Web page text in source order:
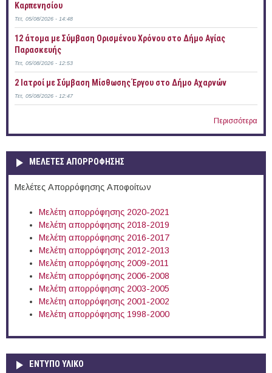
Καρπενησίου
Τετ, 05/08/2026 - 14:48
12 άτομα με Σύμβαση Ορισμένου Χρόνου στο Δήμο Αγίας
Παρασκευής
Τετ, 05/08/2026 - 12:53
2 Ιατροί με Σύμβαση Μίσθωσης Έργου στο Δήμο Αχαρνών
Τετ, 05/08/2026 - 12:47
Περισσότερα
ΜΕΛΕΤΕΣ ΑΠΟΡΡΟΦΗΣΗΣ
Μελέτες Απορρόφησης Αποφοίτων
Μελέτη απορρόφησης 2020-2021
Μελέτη απορρόφησης 2018-2019
Μελέτη απορρόφησης 2016-2017
Μελέτη απορρόφησης 2012-2013
Μελέτη απορρόφησης 2009-2011
Μελέτη απορρόφησης 2006-2008
Μελέτη απορρόφησης 2003-2005
Μελέτη απορρόφησης 2001-2002
Μελέτη απορρόφησης 1998-2000
ΕΝΤΥΠΟ ΥΛΙΚΟ